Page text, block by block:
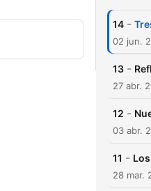
14 -
02 jun.
13 -
27 abr.
12 -
03 abr.
11 -
28 mar.